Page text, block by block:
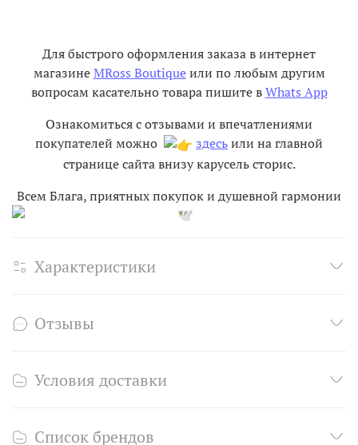
Для быстрого оформления заказа в интернет
магазинеMRoss Boutiqueили по любым другим
вопросам касательно товара пишите вWhats App
Ознакомиться с отзывами и впечатлениями
покупателей можно
здесьили на главной
странице сайта внизу карусель сторис.
Всем Блага, приятных покупок и душевной гармонии
Характеристики
Отзывы
Условия доставки
Список брендов